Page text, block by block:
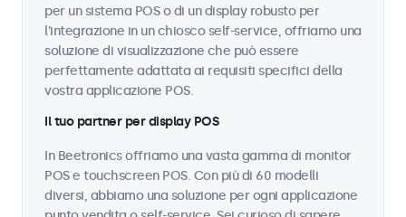
per un sistema POS o di un display robusto per
l'integrazione in un chiosco self-service, offriamo una
soluzione di visualizzazione che può essere
perfettamente adattata ai requisiti specifici della
vostra applicazione POS.
Il tuo partner per display POS
In Beetronics offriamo una vasta gamma di monitor
POS e touchscreen POS. Con più di 60 modelli
diversi, abbiamo una soluzione per ogni applicazione